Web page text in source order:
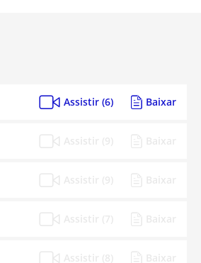
Assistir (6) Baixar